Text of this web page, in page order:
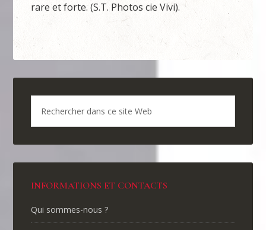
rare et forte. (S.T. Photos cie Vivi).
INFORMATIONS ET CONTACTS
Qui sommes-nous ?